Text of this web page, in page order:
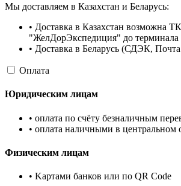
Мы доставляем в Казахстан и Беларусь:
• Доставка в Казахстан возможна ТК
"ЖелДорЭкспедиция" до терминала
• Доставка в Беларусь (СДЭК,
Оплата
Юридическим лицам
• оплата по счёту безналичным
• оплата наличными в центральном
Физическим лицам
• Kартами банков или по QR Code